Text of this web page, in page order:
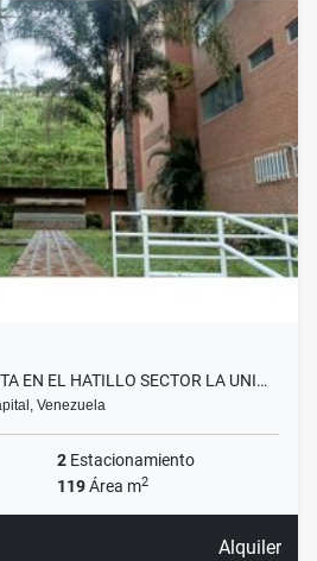
EN EL HATILLO SECTOR LA UNI…
Venezuela
2 Estacionamiento
119Área m2
Alquiler